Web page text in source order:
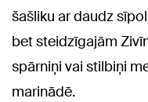
šašliku ar daudz
bet steidzīgajām
spārniņi vai stilbiņi
marinādē.